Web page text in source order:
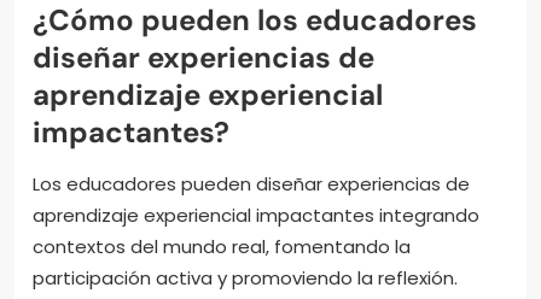
¿Cómo pueden los educadores
diseñar experiencias de
aprendizaje experiencial
impactantes?
Los educadores pueden diseñar experiencias de
aprendizaje experiencial impactantes integrando
contextos del mundo real, fomentando la
participación activa y promoviendo la reflexión.